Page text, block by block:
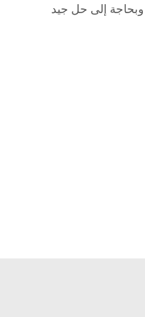
وبحاجة إلى حل جيد